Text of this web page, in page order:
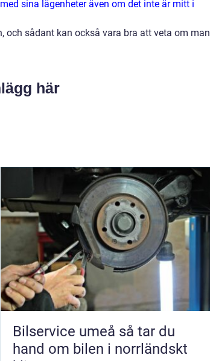
sina lägenheter även om det inte är mitt i
och sådant kan också vara bra att veta om man
här
Bilservice umeå så tar du
hand om bilen i norrländskt